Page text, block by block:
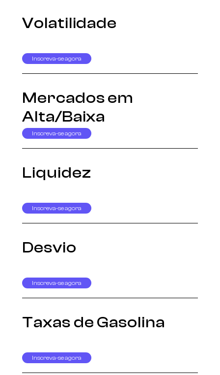
Volatilidade
Inscreva-se agora
Mercados em
Alta/Baixa
Inscreva-se agora
Liquidez
Inscreva-se agora
Desvio
Inscreva-se agora
Taxas de Gasolina
Inscreva-se agora